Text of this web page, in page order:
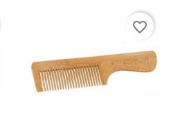
favorite_border